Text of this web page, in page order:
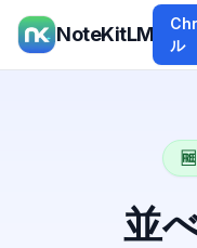
NoteKitLM
ル
並